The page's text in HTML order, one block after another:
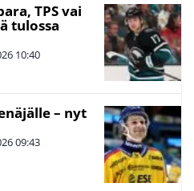
TPS vai
tulossa
10:40
– nyt
09:43